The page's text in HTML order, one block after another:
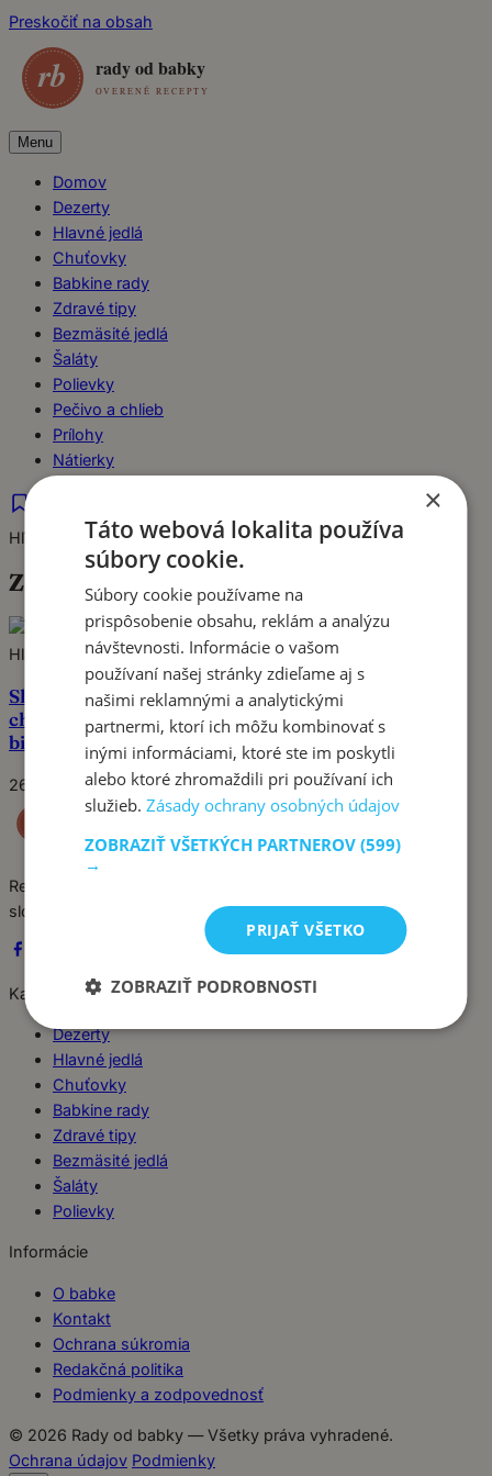
Preskočiť na obsah
Menu
Domov
Dezerty
Hlavné jedlá
Chuťovky
Babkine rady
Zdravé tipy
Bezmäsité jedlá
Šaláty
Polievky
Pečivo a chlieb
Prílohy
Nátierky
Hľadať
Značka: sladkokyslé bravčové
Pin
Hlavné jedlá
Sladkokyslé bravčové mäso s ananásom a
chrumkavou zeleninou: Klasika ako z obľúbeného
bistra!
26. septembra 2024
Recepty píše babka Stanka. Jednoduché, poctivé jedlá zo
slovenskej kuchyne, ktoré sa vždy podaria.
Kategórie
Dezerty
Hlavné jedlá
Chuťovky
Babkine rady
Zdravé tipy
Bezmäsité jedlá
Šaláty
Polievky
Informácie
O babke
Kontakt
Ochrana súkromia
Redakčná politika
Podmienky a zodpovednosť
© 2026 Rady od babky — Všetky práva vyhradené.
Ochrana údajov Podmienky
×
Táto webová lokalita používa
súbory cookie.
Súbory cookie používame na
prispôsobenie obsahu, reklám a analýzu
návštevnosti. Informácie o vašom
používaní našej stránky zdieľame aj s
našimi reklamnými a analytickými
partnermi, ktorí ich môžu kombinovať s
inými informáciami, ktoré ste im poskytli
alebo ktoré zhromaždili pri používaní ich
služieb.Zásady ochrany osobných údajov
ZOBRAZIŤ VŠETKÝCH PARTNEROV(599)
→
PRIJAŤ VŠETKO
ZOBRAZIŤ PODROBNOSTI